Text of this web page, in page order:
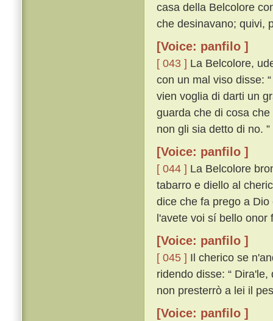
casa della Belcolore
che desinavano; quivi,
[Voice: panfilo ]
[ 043 ] La Belcolore,
con un mal viso disse:
vien voglia di darti un
guarda che di cosa
non gli sia detto di no. ”
[Voice: panfilo ]
[ 044 ] La Belcolore
tabarro e diello al
dice che fa prego a
l'avete voi sí bello onor
[Voice: panfilo ]
[ 045 ] Il cherico se
ridendo disse: “
non presterrò a lei il
[Voice: panfilo ]